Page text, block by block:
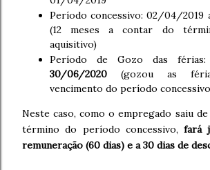
Período concessivo: 02/04/
(12 meses a contar do
aquisitivo)
Período de Gozo das férias:
30/06/2020 (gozou as
vencimento do período
Neste caso, como o empregado saiu
término do período concessivo, fará
remuneração (60 dias) e a 30 dias de